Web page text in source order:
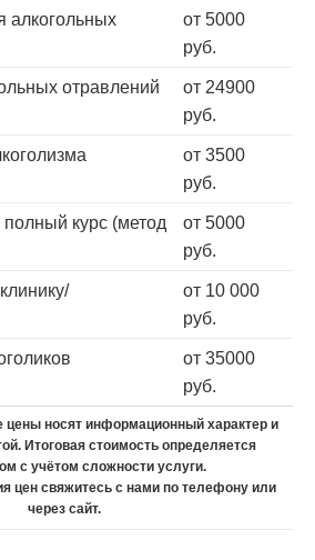
алкогольных
от 5000
руб.
отравлений
от 24900
руб.
от 3500
руб.
курс (метод
от 5000
руб.
от 10 000
руб.
от 35000
руб.
носят информационный характер и
Итоговая стоимость определяется
с учётом сложности услуги.
цен свяжитесь с нами по телефону или
через сайт.